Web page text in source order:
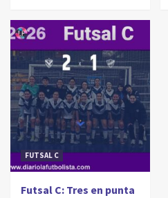
FUTSAL C
Futsal C: Tres en punta